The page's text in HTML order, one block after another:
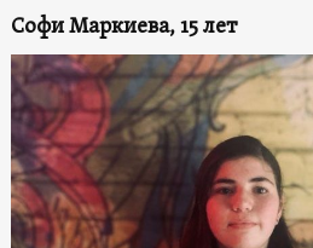
Софи Маркиева, 15 лет